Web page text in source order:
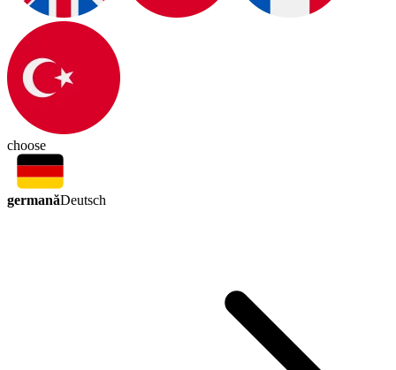
choose
germanăDeutsch